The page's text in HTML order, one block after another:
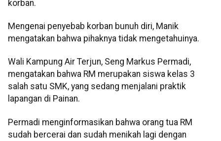
korban.
Mengenai penyebab korban bunuh diri, Manik
mengatakan bahwa pihaknya tidak mengetahuinya.
Wali Kampung Air Terjun, Seng Markus Permadi,
mengatakan bahwa RM merupakan siswa kelas 3
salah satu SMK, yang sedang menjalani praktik
lapangan di Painan.
Permadi menginformasikan bahwa orang tua RM
sudah bercerai dan sudah menikah lagi dengan